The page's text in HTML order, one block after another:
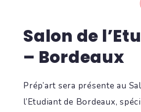
Salon de
– Bordeaux
Prép’art sera présente au
l’Etudiant de Bordeaux,